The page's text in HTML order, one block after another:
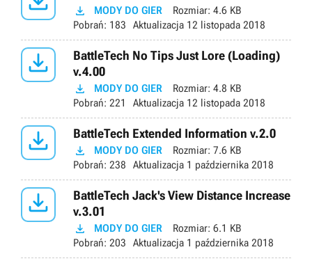
 MODY DO GIER Rozmiar: 4.6 KB
Pobrań: 183 Aktualizacja 12 listopada 2018

BattleTech No Tips Just Lore (Loading)
v.4.00
 MODY DO GIER Rozmiar: 4.8 KB
Pobrań: 221 Aktualizacja 12 listopada 2018
 BattleTech Extended Information v.2.0
 MODY DO GIER Rozmiar: 7.6 KB
Pobrań: 238 Aktualizacja 1 października 2018

BattleTech Jack's View Distance Increase
v.3.01
 MODY DO GIER Rozmiar: 6.1 KB
Pobrań: 203 Aktualizacja 1 października 2018